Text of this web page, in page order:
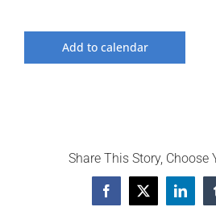
Add to calendar
Share This Story, Choose
Facebook
X